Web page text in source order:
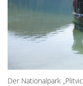
Der Nationalpark